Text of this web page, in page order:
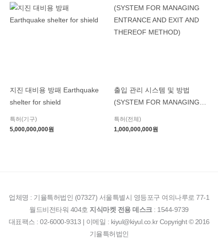
지진 대비용 방패 Earthquake
shelter for shield
특허(기구)
5,000,000,000원
출입 관리 시스템 및 방법
(SYSTEM FOR MANAGING
THEREOF METHOD)
특허(전체)
1,000,000,000원
업체명 : 기율특허법인 (07327) 서울특별시 영등포구 여의나루로 77-1
월드비전타워 404호 지식마켓 전용 데스크: 1544-9739
대표팩스 : 02-6000-9313 | 이메일 : kiyul@kiyul.co.kr Copyright © 2016
기율특허법인